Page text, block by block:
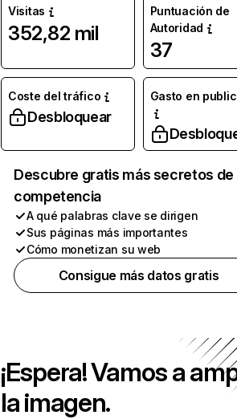
Visitas
352,82 mil
Puntuación de
Autoridad
37
Coste del tráfico
Desbloquear
Gasto en
Descubre gratis más secretos de
competencia
A qué palabras clave se dirigen
Sus páginas más importantes
Cómo monetizan su web
Consigue más datos gratis
¡Espera! Vamos a
la imagen.